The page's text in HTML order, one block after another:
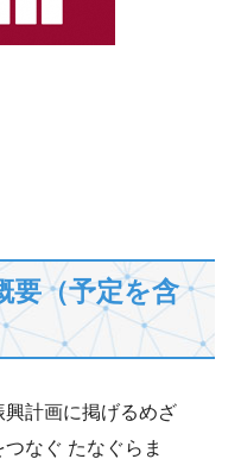
要（予定を含
計画に掲げるめざ
なぐ たなぐらま